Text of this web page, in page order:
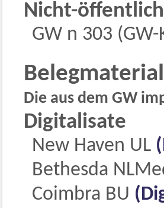
Nicht-
GW n 303
Die aus dem GW
Digitalisate
New Haven UL
Bethesda
Coimbra BU